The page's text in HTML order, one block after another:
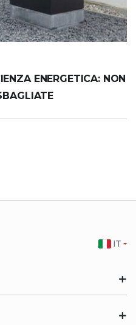
ENERGETICA: NON
+
+
IT